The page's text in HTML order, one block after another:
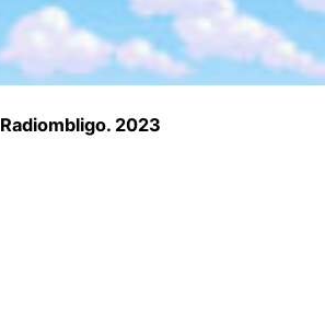
Radiombligo. 2023